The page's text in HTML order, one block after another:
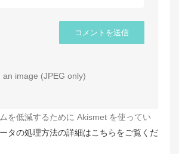
image (JPEG only)
を低減するために Akismet を使ってい
タの処理方法の詳細はこちらをご覧くだ